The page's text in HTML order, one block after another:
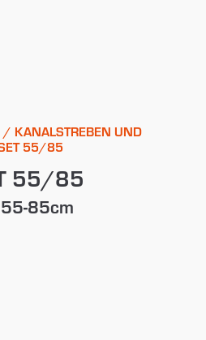
/ KANALSTREBEN UND
55/85
55/85
85cm